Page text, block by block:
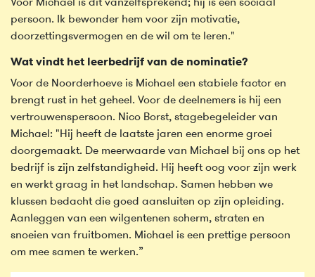
Voor Michael is dit vanzelfsprekend; hij is een sociaal
persoon. Ik bewonder hem voor zijn motivatie,
doorzettingsvermogen en de wil om te leren."
Wat vindt het leerbedrijf van de nominatie?
Voor de Noorderhoeve is Michael een stabiele factor en
brengt rust in het geheel. Voor de deelnemers is hij een
vertrouwenspersoon. Nico Borst, stagebegeleider van
Michael: "Hij heeft de laatste jaren een enorme groei
doorgemaakt. De meerwaarde van Michael bij ons op het
bedrijf is zijn zelfstandigheid. Hij heeft oog voor zijn werk
en werkt graag in het landschap. Samen hebben we
klussen bedacht die goed aansluiten op zijn opleiding.
Aanleggen van een wilgentenen scherm, straten en
snoeien van fruitbomen. Michael is een prettige persoon
om mee samen te werken.”